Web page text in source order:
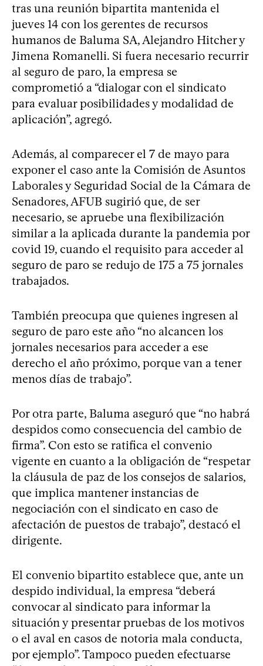
tras una reunión bipartita mantenida el
jueves 14 con los gerentes de recursos
humanos de Baluma SA, Alejandro Hitcher y
Jimena Romanelli. Si fuera necesario recurrir
al seguro de paro, la empresa se
comprometió a “dialogar con el sindicato
para evaluar posibilidades y modalidad de
aplicación”, agregó.
Además, al comparecer el 7 de mayo para
exponer el caso ante la Comisión de Asuntos
Laborales y Seguridad Social de la Cámara de
Senadores, AFUB sugirió que, de ser
necesario, se apruebe una flexibilización
similar a la aplicada durante la pandemia por
covid 19, cuando el requisito para acceder al
seguro de paro se redujo de 175 a 75 jornales
trabajados.
También preocupa que quienes ingresen al
seguro de paro este año “no alcancen los
jornales necesarios para acceder a ese
derecho el año próximo, porque van a tener
menos días de trabajo”.
Por otra parte, Baluma aseguró que “no habrá
despidos como consecuencia del cambio de
firma”. Con esto se ratifica el convenio
vigente en cuanto a la obligación de “respetar
la cláusula de paz de los consejos de salarios,
que implica mantener instancias de
negociación con el sindicato en caso de
afectación de puestos de trabajo”, destacó el
dirigente.
El convenio bipartito establece que, ante un
despido individual, la empresa “deberá
convocar al sindicato para informar la
situación y presentar pruebas de los motivos
o el aval en casos de notoria mala conducta,
por ejemplo”. Tampoco pueden efectuarse